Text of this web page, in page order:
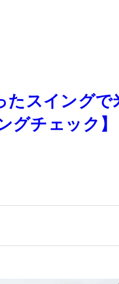
たスイングで
グチェック】